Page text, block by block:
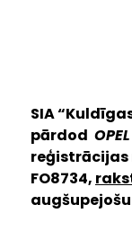
SIA
pārdod
reģistrācijas
FO8734,